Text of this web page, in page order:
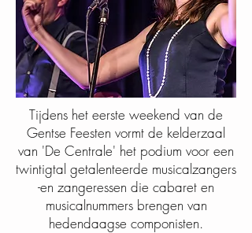
Tijdens het eerste weekend van de
Gentse Feesten vormt de kelderzaal
van 'De Centrale' het podium voor een
twintigtal getalenteerde musicalzangers
-en zangeressen die cabaret en
musicalnummers brengen van
hedendaagse componisten.